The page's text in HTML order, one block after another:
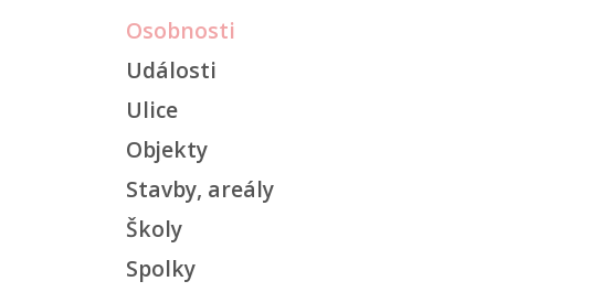
Osobnosti
Události
Ulice
Objekty
Stavby, areály
Školy
Spolky